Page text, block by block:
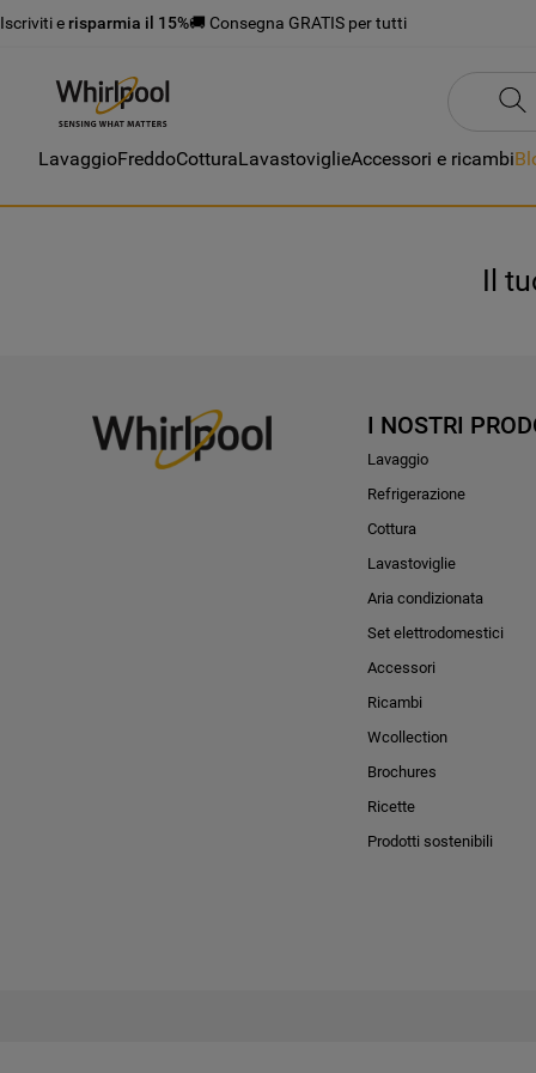
Iscriviti e risparmia il 15%🚚 Consegna GRATIS per tutti
LavaggioFreddoCotturaLavastoviglieAccessori e ricambi
Il
I NOSTRI
Lavaggio
Refrigerazione
Cottura
Lavastoviglie
Aria condizionata
Set elettrodomestici
Accessori
Ricambi
Wcollection
Brochures
Ricette
Prodotti sostenibili